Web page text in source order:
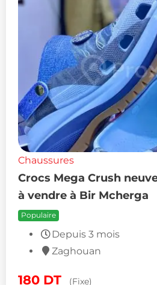
Chaussures
Crocs Mega Crush
à vendre à Bir Mcherga
Populaire
Depuis 3 mois
Zaghouan
180 DT (Fixe)